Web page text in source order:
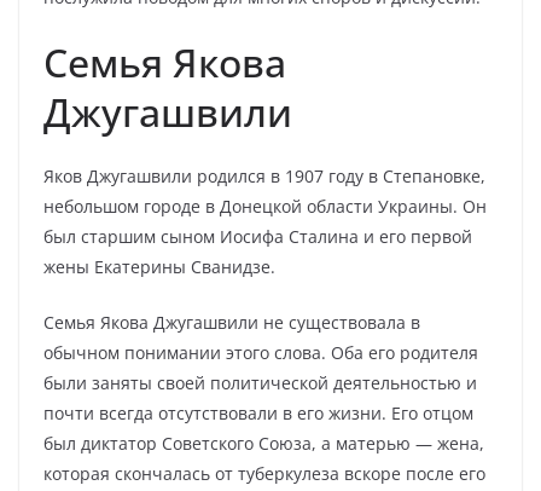
Семья Якова
Джугашвили
Яков Джугашвили родился в 1907 году в Степановке,
небольшом городе в Донецкой области Украины. Он
был старшим сыном Иосифа Сталина и его первой
жены Екатерины Сванидзе.
Семья Якова Джугашвили не существовала в
обычном понимании этого слова. Оба его родителя
были заняты своей политической деятельностью и
почти всегда отсутствовали в его жизни. Его отцом
был диктатор Советского Союза, а матерью — жена,
которая скончалась от туберкулеза вскоре после его